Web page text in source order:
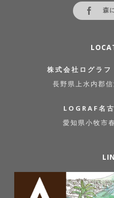
森
株式会社ログラ
長野県上水内郡
LOGRAF名
愛知県小牧市